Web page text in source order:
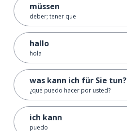
müssen
deber; tener que
hallo
hola
was kann ich für Sie tun?
¿qué puedo hacer por usted?
ich kann
puedo